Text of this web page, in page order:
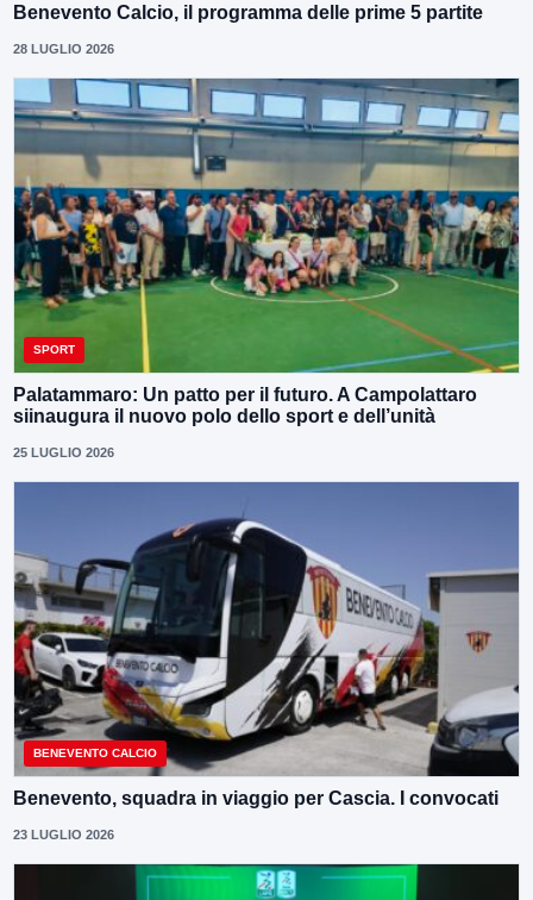
Benevento Calcio, il programma delle prime 5 partite
28 LUGLIO 2026
SPORT
Palatammaro: Un patto per il futuro. A Campolattaro
siinaugura il nuovo polo dello sport e dell’unità
25 LUGLIO 2026
BENEVENTO CALCIO
Benevento, squadra in viaggio per Cascia. I convocati
23 LUGLIO 2026